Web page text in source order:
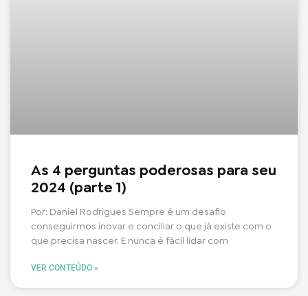
As 4 perguntas poderosas para seu
2024 (parte 1)
Por: Daniel Rodrigues Sempre é um desafio
conseguirmos inovar e conciliar o que já existe com o
que precisa nascer. E nunca é fácil lidar com
VER CONTEÚDO »